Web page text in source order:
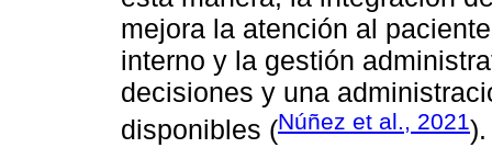
mejora la atención al
interno y la gestión
decisiones y una
disponibles (Núñez et al., 2021).